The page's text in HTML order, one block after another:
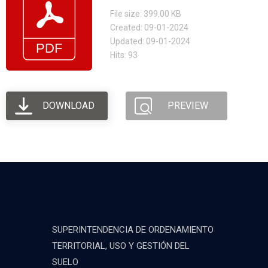
File size: 399.00 KB
Created: 09-01-2024
Updated: 09-01-2024
Hits: 93
DOWNLOAD PREVIEW
SUPERINTENDENCIA DE ORDENAMIENTO
TERRITORIAL, USO Y GESTIÓN DEL
SUELO